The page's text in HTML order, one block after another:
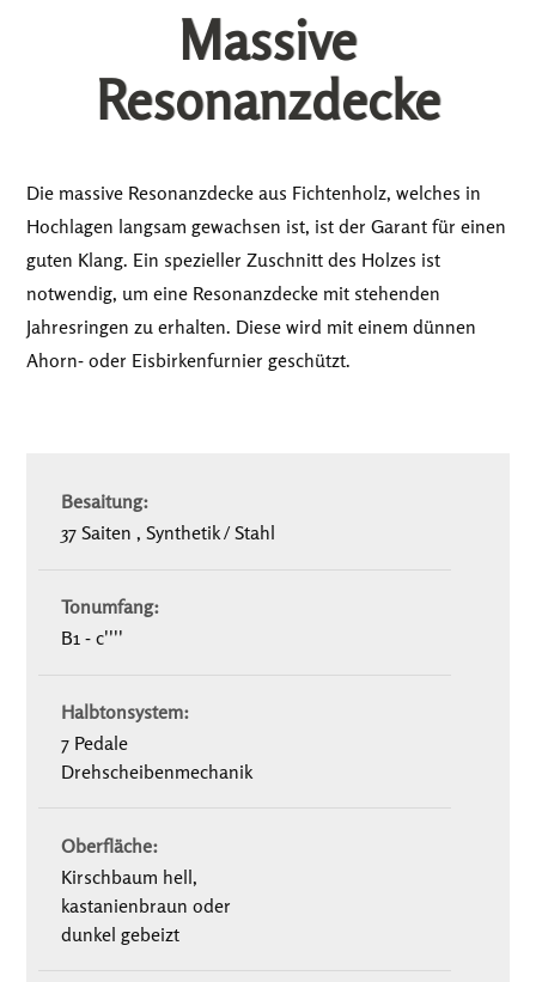
Massive
Resonanzdecke
Die massive Resonanzdecke aus Fichtenholz, welches in
Hochlagen langsam gewachsen ist, ist der Garant für einen
guten Klang. Ein spezieller Zuschnitt des Holzes ist
notwendig, um eine Resonanzdecke mit stehenden
Jahresringen zu erhalten. Diese wird mit einem dünnen
Ahorn- oder Eisbirkenfurnier geschützt.
Besaitung:
37 Saiten , Synthetik / Stahl
Tonumfang:
B1 - c''''
Halbtonsystem:
7 Pedale
Drehscheibenmechanik
Oberfläche:
Kirschbaum hell,
kastanienbraun oder
dunkel gebeizt